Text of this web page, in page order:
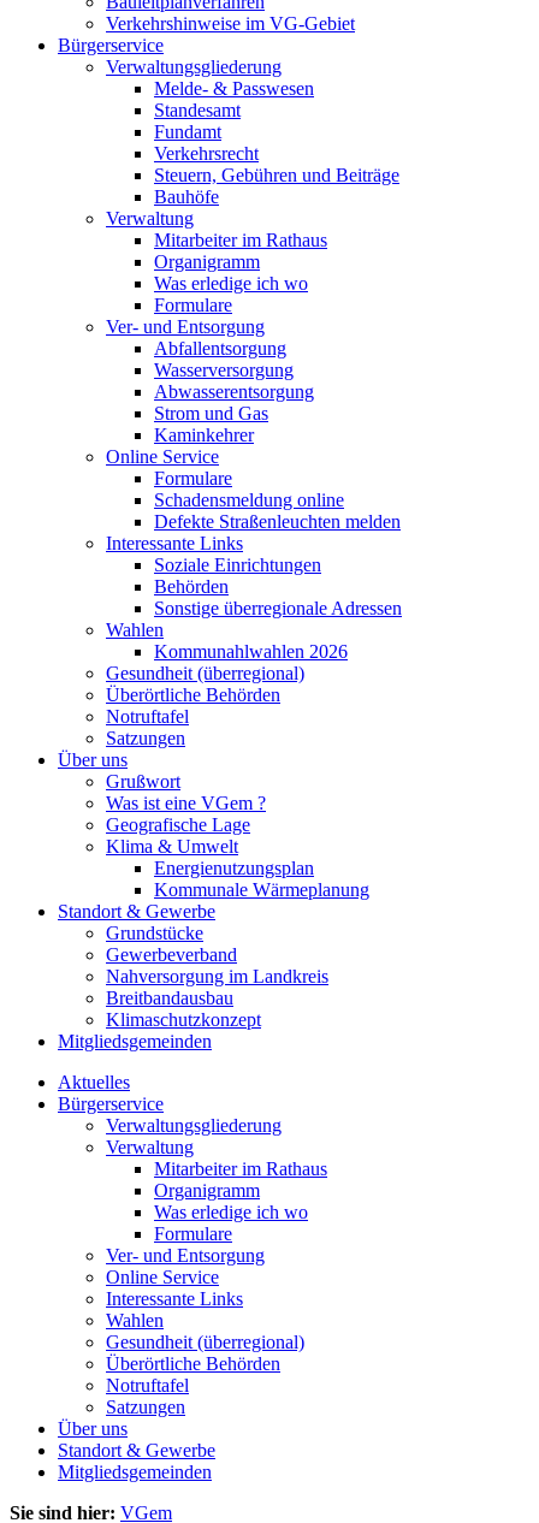
Verkehrshinweise im VG-Gebiet
Bürgerservice
Verwaltungsgliederung
Melde- & Passwesen
Standesamt
Fundamt
Verkehrsrecht
Steuern, Gebühren und Beiträge
Bauhöfe
Verwaltung
Mitarbeiter im Rathaus
Organigramm
Was erledige ich wo
Formulare
Ver- und Entsorgung
Abfallentsorgung
Wasserversorgung
Abwasserentsorgung
Strom und Gas
Kaminkehrer
Online Service
Formulare
Schadensmeldung online
Defekte Straßenleuchten melden
Interessante Links
Soziale Einrichtungen
Behörden
Sonstige überregionale Adressen
Wahlen
Kommunahlwahlen 2026
Gesundheit (überregional)
Überörtliche Behörden
Notruftafel
Satzungen
Über uns
Grußwort
Was ist eine VGem ?
Geografische Lage
Klima & Umwelt
Energienutzungsplan
Kommunale Wärmeplanung
Standort & Gewerbe
Grundstücke
Gewerbeverband
Nahversorgung im Landkreis
Breitbandausbau
Klimaschutzkonzept
Mitgliedsgemeinden
Aktuelles
Bürgerservice
Verwaltungsgliederung
Verwaltung
Mitarbeiter im Rathaus
Organigramm
Was erledige ich wo
Formulare
Ver- und Entsorgung
Online Service
Interessante Links
Wahlen
Gesundheit (überregional)
Überörtliche Behörden
Notruftafel
Satzungen
Über uns
Standort & Gewerbe
Mitgliedsgemeinden
Sie sind hier: VGem